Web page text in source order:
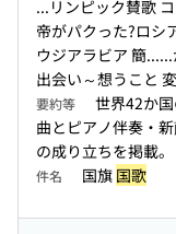
...リンピック賛歌
帝がパクった?ロシ
ウジアラビア 簡...
出会い～想うこと
要約等 世界42か
曲とピアノ伴奏・
の成り立ちを掲載。
件名 国旗 国歌